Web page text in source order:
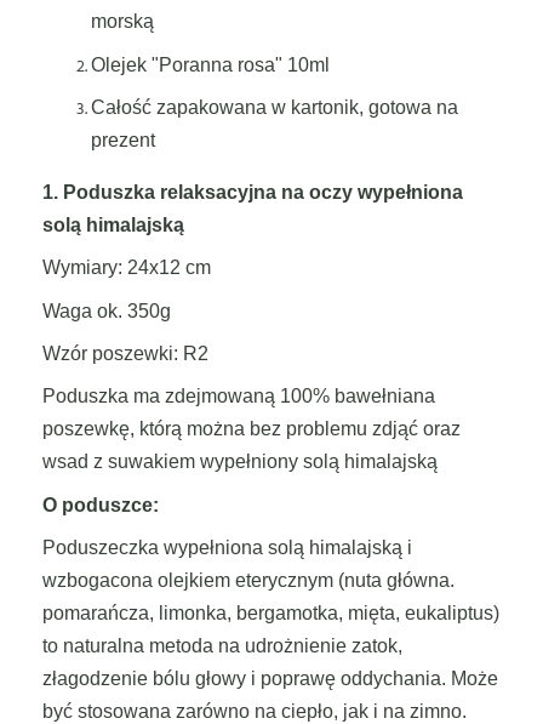
morską
Olejek "Poranna rosa" 10ml
Całość zapakowana w kartonik, gotowa na
prezent
1. Poduszka relaksacyjna na oczy wypełniona
solą himalajską
Wymiary: 24x12 cm
Waga ok. 350g
Wzór poszewki: R2
Poduszka ma zdejmowaną 100% bawełniana
poszewkę, którą można bez problemu zdjąć oraz
wsad z suwakiem wypełniony solą himalajską
O poduszce:
Poduszeczka wypełniona solą himalajską i
wzbogacona olejkiem eterycznym (nuta główna.
pomarańcza, limonka, bergamotka, mięta, eukaliptus)
to naturalna metoda na udrożnienie zatok,
złagodzenie bólu głowy i poprawę oddychania. Może
być stosowana zarówno na ciepło, jak i na zimno.